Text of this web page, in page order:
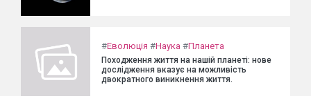
#Еволюція #Наука #Планета
Походження життя на нашій планеті: нове
дослідження вказує на можливість
двократного виникнення життя.